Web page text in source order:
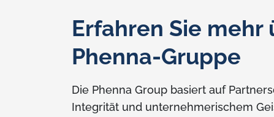
Erfahren Sie mehr
Phenna-Gruppe
Die Phenna Group basiert auf
Integrität und unternehmerischem